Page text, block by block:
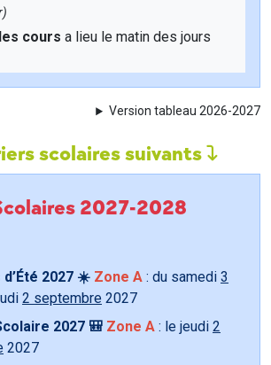
cours a lieu le matin des jours
Version tableau 2026-2027
scolaires suivants
2027-2028
2027 ☀️ Zone A : du samedi 3
2 septembre 2027
2027 🎒 Zone A : le jeudi 2
2027